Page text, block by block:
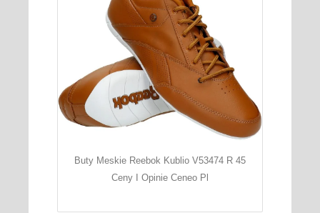
Buty Meskie Reebok Kublio V53474 R 45
Ceny I Opinie Ceneo Pl